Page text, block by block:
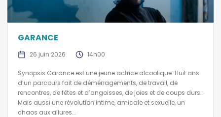
GARANCE
26 juin 2026 14h00
Synopsis Garance est une jeune actrice alcoolique. Huit ans
d’un parcours fait de déménagements, de travail, de
rencontres, de fêtes et d’angoisses, de joies et de coups durs…
Mais aussi une révolution intime, amicale et sexuelle, un
chaos aux allures...